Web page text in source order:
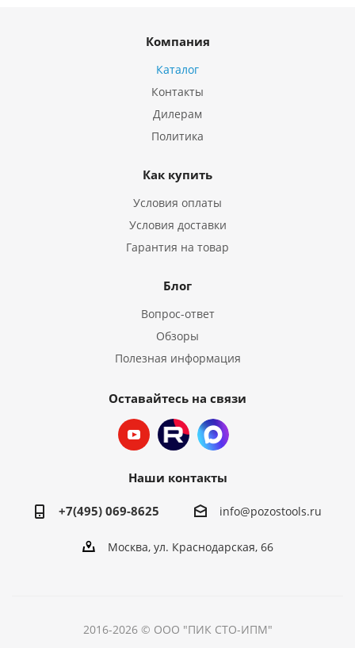
Компания
Каталог
Контакты
Дилерам
Политика
Как купить
Условия оплаты
Условия доставки
Гарантия на товар
Блог
Вопрос-ответ
Обзоры
Полезная информация
Оставайтесь на связи
Наши контакты
+7(495) 069-8625 info@pozostools.ru
Москва, ул. Краснодарская, 66
2016-2026 © ООО "ПИК СТО-ИПМ"